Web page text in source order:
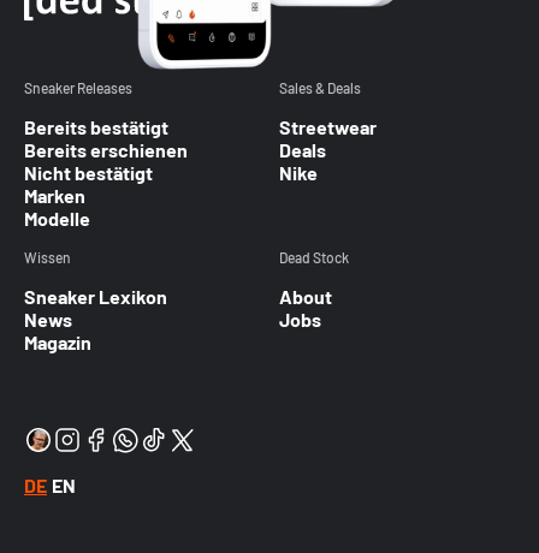
Sneaker Releases
Bereits bestätigt
Bereits erschienen
Nicht bestätigt
Marken
Modelle
Sales & Deals
Streetwear
Deals
Nike
Wissen
Sneaker Lexikon
News
Magazin
Dead Stock
About
Jobs
DE EN